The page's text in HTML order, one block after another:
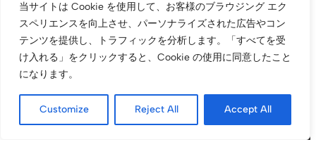
当サイトは Cookie を使用して、お客様のブラウジング エク
スペリエンスを向上させ、パーソナライズされた広告やコン
テンツを提供し、トラフィックを分析します。
「すべてを受
け入れる」をクリックすると、Cookie の使用に同意したこと
になります。
Customize Reject All Accept All